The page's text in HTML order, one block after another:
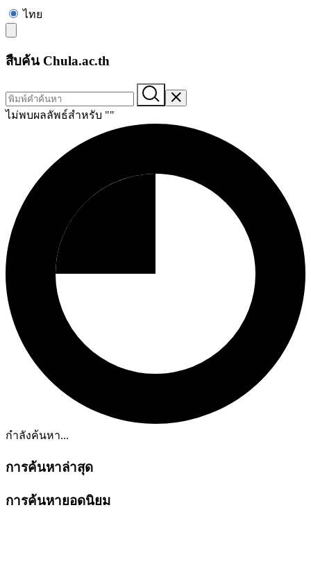
ไทย
สืบค้น Chula.ac.th
ไม่พบผลลัพธ์สำหรับ ""
กำลังค้นหา...
การค้นหาล่าสุด
การค้นหายอดนิยม